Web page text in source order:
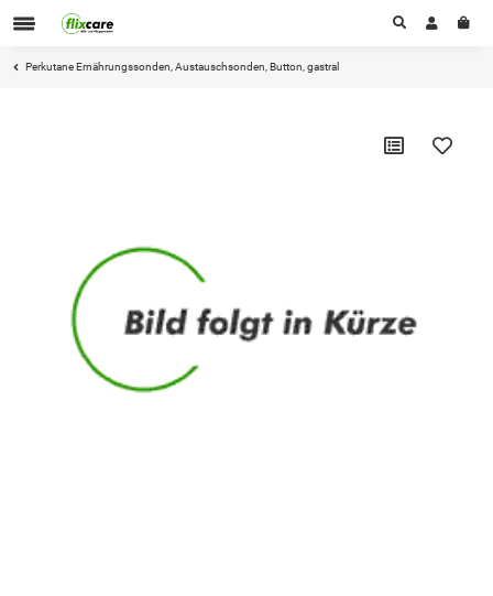
Perkutane Ernährungssonden, Austauschsonden, Button, gastral